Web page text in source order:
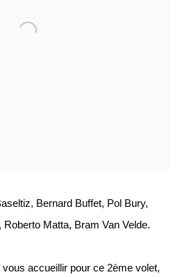
Bernard Buffet, Pol Bury,
Matta, Bram Van Velde.
accueillir pour ce 2ème volet,